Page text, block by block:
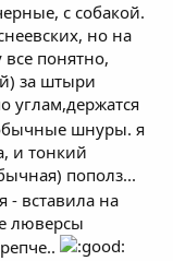
с собакой.
но на
понятно,
за штыри
углам,держатся
шнуры. я
и тонкий
пополз...
- вставила на
люверсы